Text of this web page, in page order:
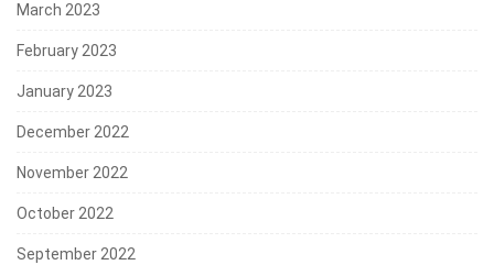
March 2023
February 2023
January 2023
December 2022
November 2022
October 2022
September 2022